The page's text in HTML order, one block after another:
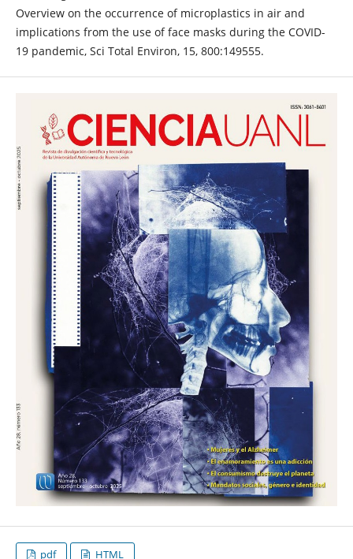
Overview on the occurrence of microplastics in air and
implications from the use of face masks during the COVID-
19 pandemic, Sci Total Environ, 15, 800:149555.
pdf HTML